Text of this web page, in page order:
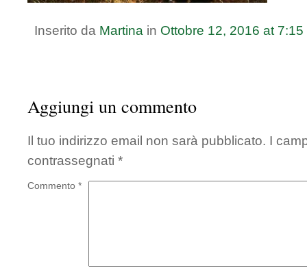
Inserito da Martina in Ottobre 12, 2016 at 7:15
Aggiungi un commento
Il tuo indirizzo email non sarà pubblicato. I
contrassegnati *
Commento *